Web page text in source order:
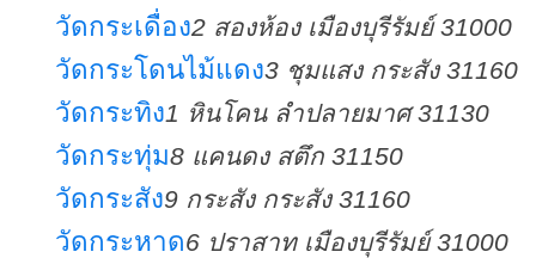
วัดกระเดื่อง2 สองห้อง เมืองบุรีรัมย์ 31000
วัดกระโดนไม้แดง3 ชุมแสง กระสัง 31160
วัดกระทิง1 หินโคน ลำปลายมาศ 31130
วัดกระทุ่ม8 แคนดง สตึก 31150
วัดกระสัง9 กระสัง กระสัง 31160
วัดกระหาด6 ปราสาท เมืองบุรีรัมย์ 31000